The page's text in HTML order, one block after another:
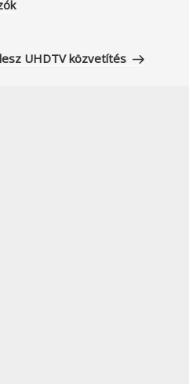
UHDTV közvetítés